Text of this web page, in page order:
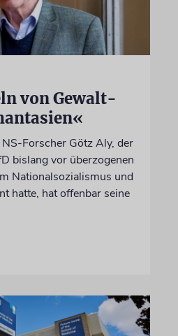
von Gewalt-
Forscher Götz Aly, der
bislang vor überzogenen
Nationalsozialismus und
hatte, hat offenbar seine